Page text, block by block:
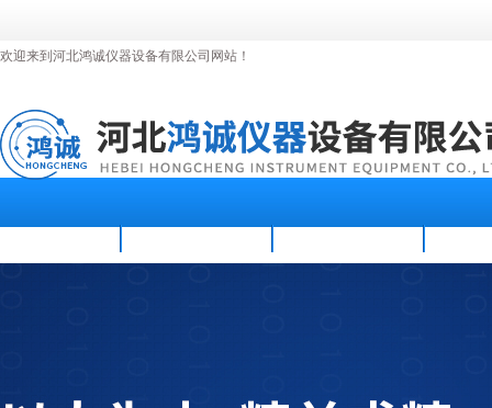
欢迎来到河北鸿诚仪器设备有限公司网站！